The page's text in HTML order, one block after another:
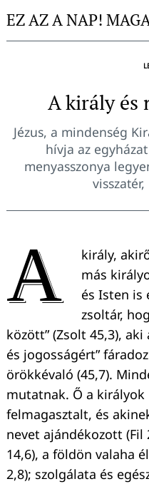
toEZ AZ A NAP!
A király és
Jézus, a mindenség
hívja az
menyasszonya
A
király,
más
és Isten is
zsoltár,
között” (Zsolt 45,3),
és jogosságért”
örökkévaló (45,7).
mutatnak. Ő a
felmagasztalt, és
nevet ajándékozott (Fil
14,6), a földön valaha
2,8); szolgálata és